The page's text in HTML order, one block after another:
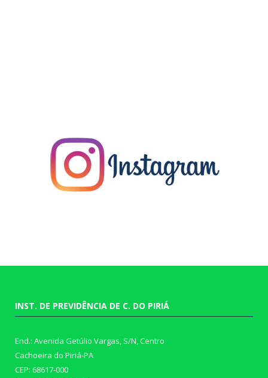
INST. DE PREVIDÊNCIA DE C. DO PIRIÁ
End.: Avenida Getúlio Vargas, S/N, Centro
Cachoeira do Piriá-PA
CEP: 68617-000